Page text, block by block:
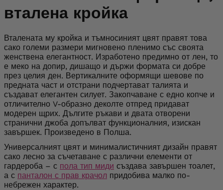
вталена кройка
Вталената му кройка и тъмносиният цвят правят това
сако големи размери мигновено пленимо със своята
женствена елегантност. Изработено предимно от лен, то
е меко на допир, дишащо и държи формата си добре
през целия ден. Вертикалните оформящи шевове по
предната част и отстрани подчертават талията и
създават елегантен силует. Закопчаване с едно копче и
отличително V-образно деколте отпред придават
модерен щрих. Дългите ръкави и двата отворени
странични джоба допълват функционалния, изискан
завършек. Произведено в Полша.
Универсалният цвят и минималистичният дизайн правят
сако лесно за съчетаване с различни елементи от
гардероба – с пола тип миди създава завършен тоалет,
а с панталон с прав крачол придобива малко по-
небрежен характер.